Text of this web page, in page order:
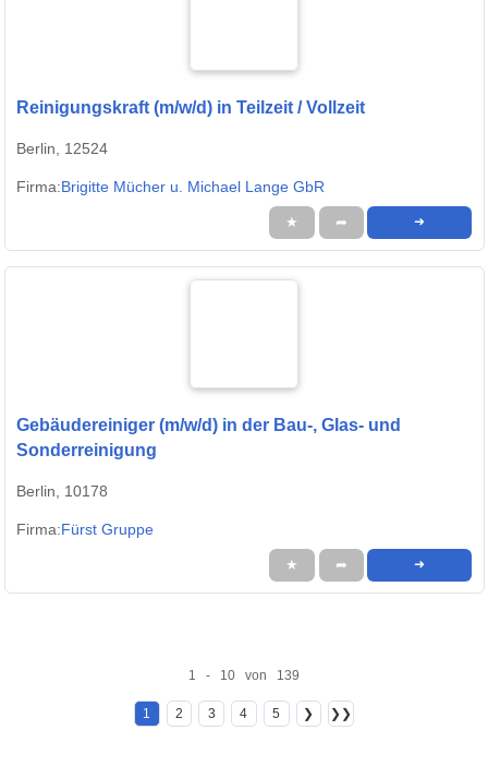
Reinigungskraft (m/w/d) in Teilzeit / Vollzeit
Berlin, 12524
Firma:Brigitte Mücher u. Michael Lange GbR
★ ➦ ➜
Gebäudereiniger (m/w/d) in der Bau-, Glas- und
Sonderreinigung
Berlin, 10178
Firma:Fürst Gruppe
★ ➦ ➜
1 - 10 von 139
1 2 3 4 5 ❯ ❯❯